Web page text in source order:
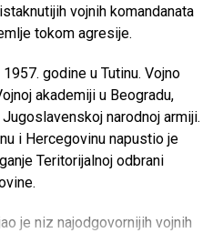
vojnih komandanata
tokom agresije.
godine u Tutinu. Vojno
akademiji u Beogradu,
narodnoj armiji.
i Hercegovinu napustio je
Teritorijalnoj odbrani
je niz najodgovornijih vojnih